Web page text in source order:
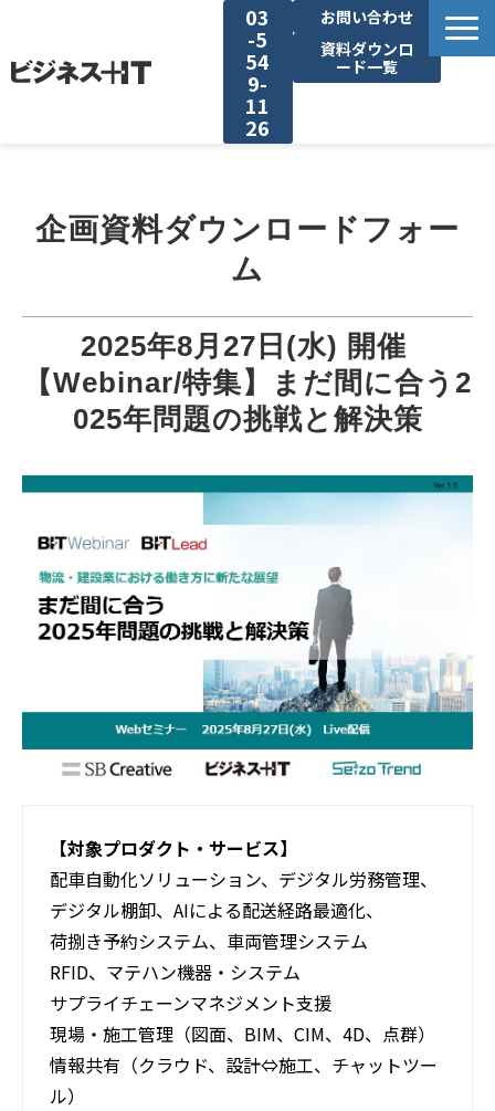
03
-5
54
9-
11
26
お問い合わせ
資料ダウンロ
ード一覧
セミナー集客がしたい
アンケート調査がしたい
媒体資料ダウンロード
企画資料ダウンロード
活用事例
ブログ
企画資料ダウンロードフォー
ム
2025年8月27日(水) 開催
【Webinar/特集】まだ間に合う2
025年問題の挑戦と解決策
【対象プロダクト・サービス】
配車自動化ソリューション、デジタル労務管理、
デジタル棚卸、AIによる配送経路最適化、
荷捌き予約システム、車両管理システム
RFID、マテハン機器・システム
サプライチェーンマネジメント支援
現場・施工管理（図面、BIM、CIM、4D、点群）
情報共有（クラウド、設計⇔施工、チャットツー
ル）